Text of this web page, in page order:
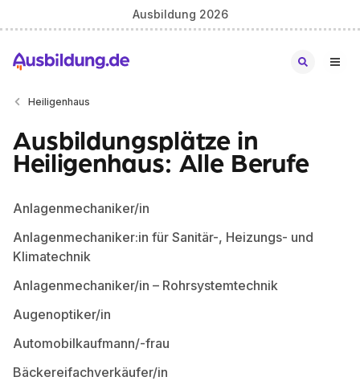
Ausbildung 2026
Heiligenhaus
Ausbildungsplätze in
Heiligenhaus: Alle Berufe
Anlagenmechaniker/in
Anlagenmechaniker:in für Sanitär-, Heizungs- und
Klimatechnik
Anlagenmechaniker/in – Rohrsystemtechnik
Augenoptiker/in
Automobilkaufmann/-frau
Bäckereifachverkäufer/in